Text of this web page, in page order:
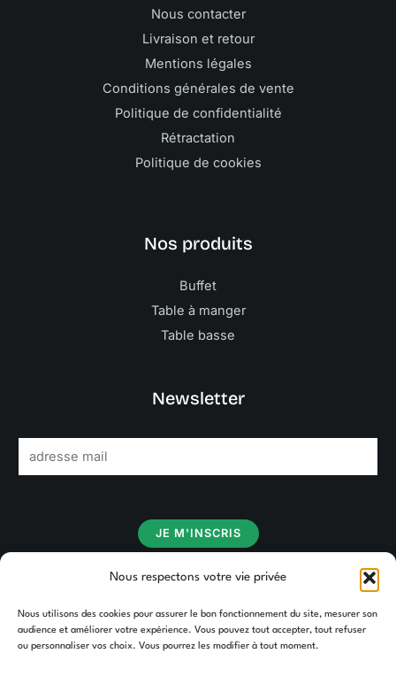
Nous respectons votre vie privée
Nous utilisons des cookies pour assurer le bon fonctionnement du site, mesurer son
audience et améliorer votre expérience. Vous pouvez tout accepter, tout refuser
ou personnaliser vos choix. Vous pourrez les modifier à tout moment.
Nous contacter
Livraison et retour
Mentions légales
Conditions générales de vente
Politique de confidentialité
Rétractation
Politique de cookies
Nos produits
Buffet
Table à manger
Table basse
Newsletter
m
JE M'INSCRIS